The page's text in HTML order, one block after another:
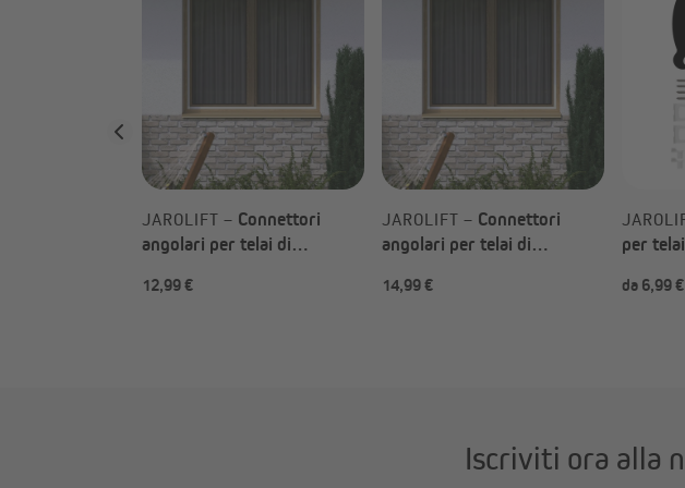
JAROLIFT – Connettori
angolari per telai di
misura | 4 pezzi, alluminio
12,99 €
JAROLIFT – Connettori
angolari per telai di
misura | 4 pezzi, alluminio
14,99 €
per
da 6,99 €
Iscriviti ora alla